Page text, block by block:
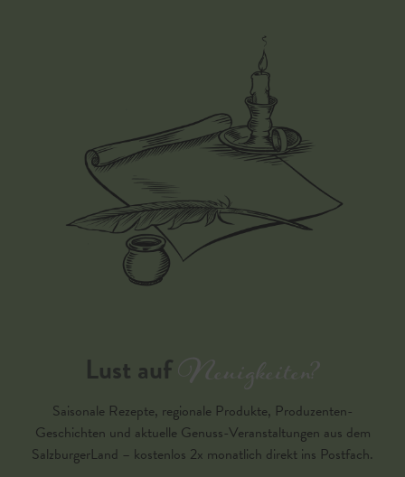
Lust aufNeuigkeiten?
Saisonale Rezepte, regionale Produkte, Produzenten-
Geschichten und aktuelle Genuss-Veranstaltungen aus dem
SalzburgerLand – kostenlos 2x monatlich direkt ins Postfach.